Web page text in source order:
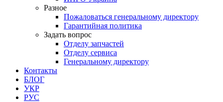
Разное
Пожаловаться генеральному директору
Гарантийная политика
Задать вопрос
Отделу запчастей
Отделу сервиса
Генеральному директору
Контакты
БЛОГ
УКР
РУС